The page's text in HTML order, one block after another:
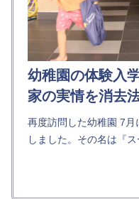
幼稚園の体験入
家の実情を消去
再度訪問した幼稚園 7
しました。その名は『
す。 有料ですが送迎の